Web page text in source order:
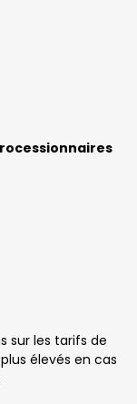
sur les tarifs de
élevés en cas